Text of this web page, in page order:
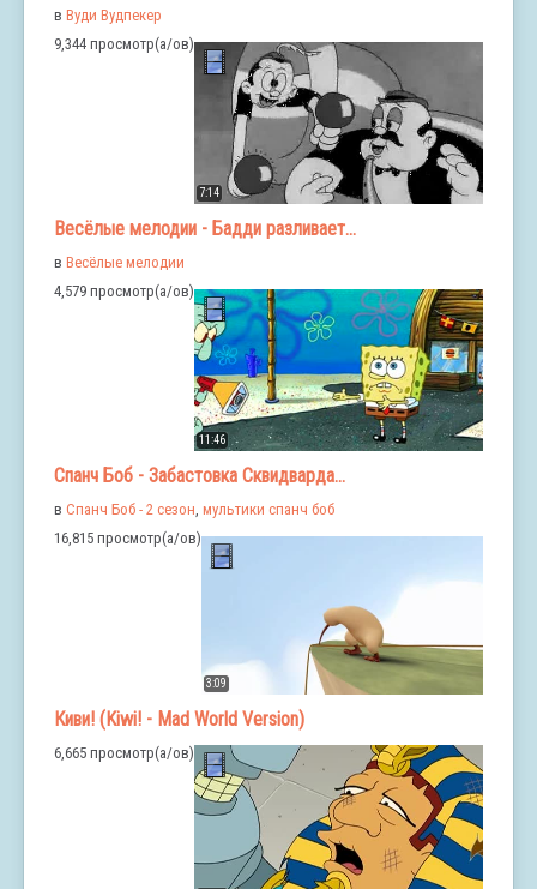
в Вуди Вудпекер
9,344 просмотр(а/ов)
7:14
Весёлые мелодии - Бадди разливает...
в Весёлые мелодии
4,579 просмотр(а/ов)
11:46
Спанч Боб - Забастовка Сквидварда...
в Спанч Боб - 2 сезон, мультики спанч боб
16,815 просмотр(а/ов)
3:09
Киви! (Kiwi! - Mad World Version)
6,665 просмотр(а/ов)